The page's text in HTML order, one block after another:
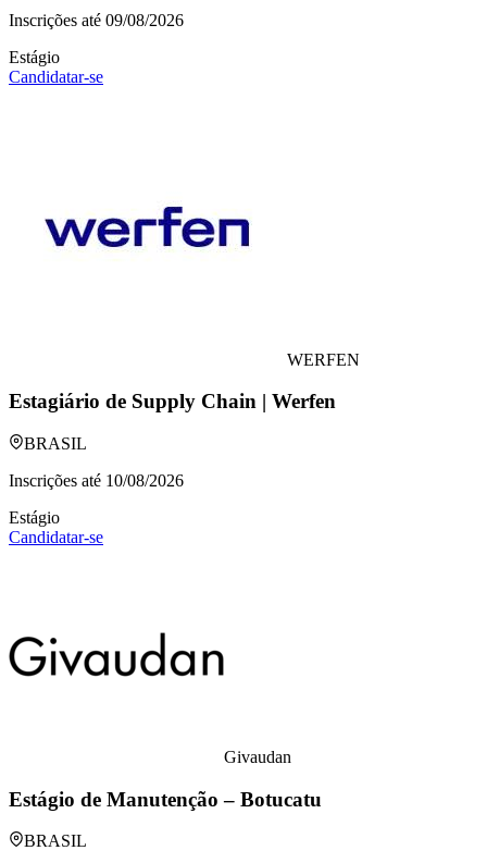
Inscrições até 09/08/2026
Estágio
Candidatar-se
WERFEN
Estagiário de Supply Chain | Werfen
BRASIL
Inscrições até 10/08/2026
Estágio
Candidatar-se
Givaudan
Estágio de Manutenção – Botucatu
BRASIL